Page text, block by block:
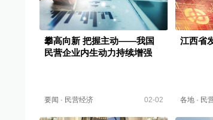
攀高向新 把握主动——我国
民营企业内生动力持续增强
要闻 · 民营经济 02-02
江西省
各地· 民